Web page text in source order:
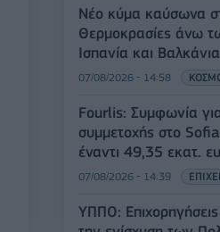
Νέο κύμα καύσωνα
Θερμοκρασίες άνω
Ισπανία και Βαλκάνια
07/08/2026 - 14:58
Fourlis: Συμφωνία
συμμετοχής στο
έναντι 49,35 εκατ.
07/08/2026 - 14:39
ΥΠΠΟ: